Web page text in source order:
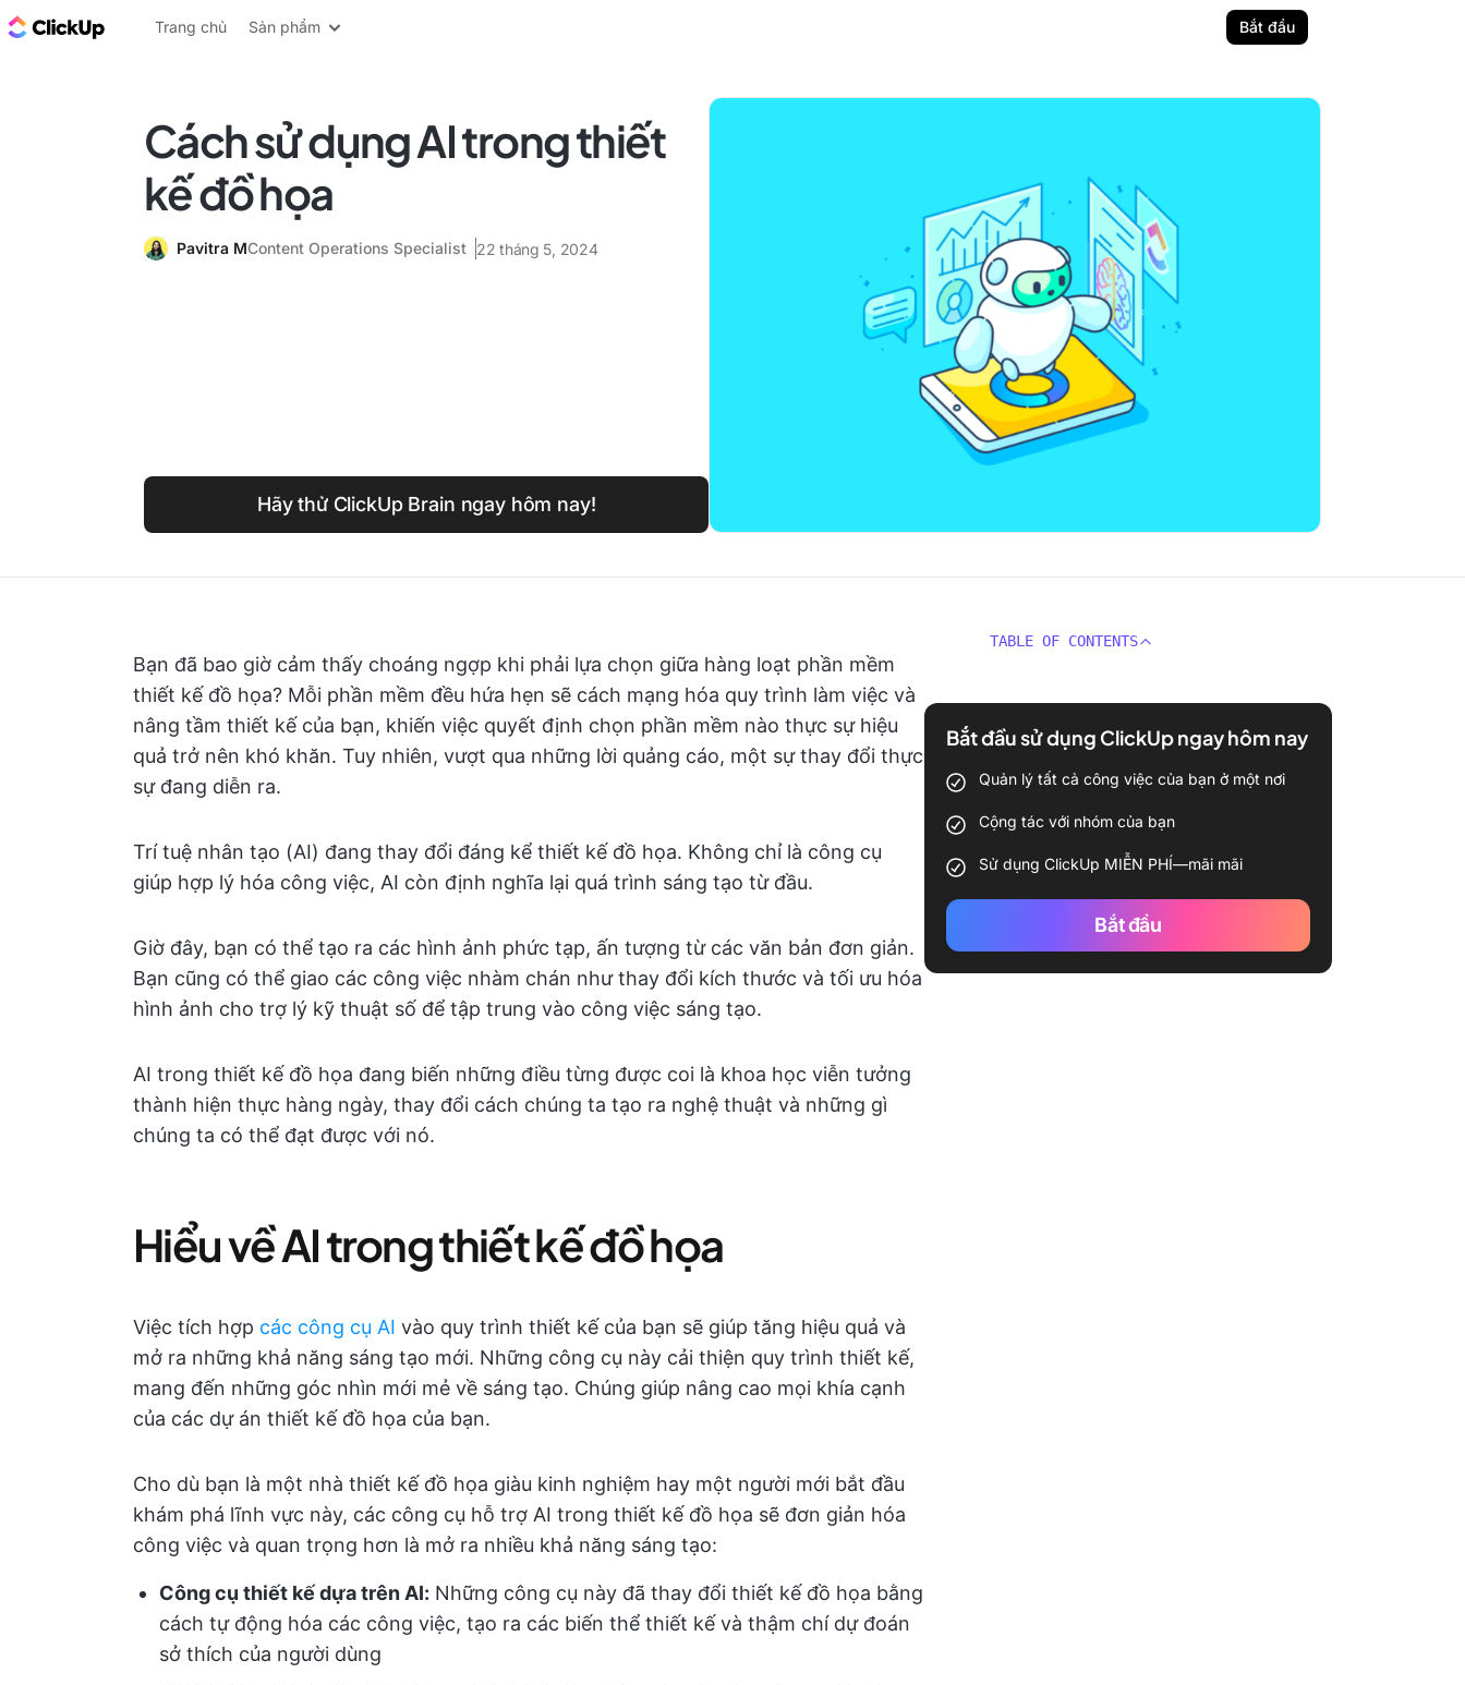
ClickUp Blog
Trang chủ Sản phẩm Bắt đầu
Cách sử dụng AI trong thiết
kế đồ họa
Pavitra MContent Operations Specialist 22 tháng 5, 2024
Hãy thử ClickUp Brain ngay hôm nay!
Bạn đã bao giờ cảm thấy choáng ngợp khi phải lựa chọn giữa hàng loạt phần mềm
thiết kế đồ họa? Mỗi phần mềm đều hứa hẹn sẽ cách mạng hóa quy trình làm việc và
nâng tầm thiết kế của bạn, khiến việc quyết định chọn phần mềm nào thực sự hiệu
quả trở nên khó khăn. Tuy nhiên, vượt qua những lời quảng cáo, một sự thay đổi thực
sự đang diễn ra.
Trí tuệ nhân tạo (AI) đang thay đổi đáng kể thiết kế đồ họa. Không chỉ là công cụ
giúp hợp lý hóa công việc, AI còn định nghĩa lại quá trình sáng tạo từ đầu.
Giờ đây, bạn có thể tạo ra các hình ảnh phức tạp, ấn tượng từ các văn bản đơn giản.
Bạn cũng có thể giao các công việc nhàm chán như thay đổi kích thước và tối ưu hóa
hình ảnh cho trợ lý kỹ thuật số để tập trung vào công việc sáng tạo.
AI trong thiết kế đồ họa đang biến những điều từng được coi là khoa học viễn tưởng
thành hiện thực hàng ngày, thay đổi cách chúng ta tạo ra nghệ thuật và những gì
chúng ta có thể đạt được với nó.
Hiểu về AI trong thiết kế đồ họa
Việc tích hợp các công cụ AI vào quy trình thiết kế của bạn sẽ giúp tăng hiệu quả và
mở ra những khả năng sáng tạo mới. Những công cụ này cải thiện quy trình thiết kế,
mang đến những góc nhìn mới mẻ về sáng tạo. Chúng giúp nâng cao mọi khía cạnh
của các dự án thiết kế đồ họa của bạn.
Cho dù bạn là một nhà thiết kế đồ họa giàu kinh nghiệm hay một người mới bắt đầu
khám phá lĩnh vực này, các công cụ hỗ trợ AI trong thiết kế đồ họa sẽ đơn giản hóa
công việc và quan trọng hơn là mở ra nhiều khả năng sáng tạo:
Công cụ thiết kế dựa trên AI: Những công cụ này đã thay đổi thiết kế đồ họa bằng
cách tự động hóa các công việc, tạo ra các biến thể thiết kế và thậm chí dự đoán
sở thích của người dùng
TABLE OF CONTENTS
Bắt đầu sử dụng ClickUp ngay hôm nay
Quản lý tất cả công việc của bạn ở một nơi
Cộng tác với nhóm của bạn
Sử dụng ClickUp MIỄN PHÍ—mãi mãi
Bắt đầu